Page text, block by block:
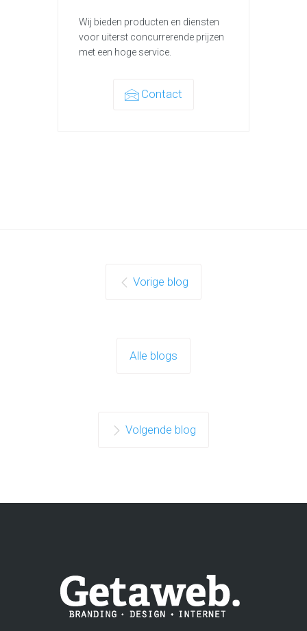
Wij bieden producten en diensten
voor uiterst concurrerende prijzen
met een hoge service.
Contact
Vorige blog
Alle blogs
Volgende blog